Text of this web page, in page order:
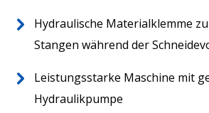
Aktuelles
Kontakt
Hydraulische Materialklemme
Stangen während der
Leistungsstarke Maschine mit
Hydraulikpumpe